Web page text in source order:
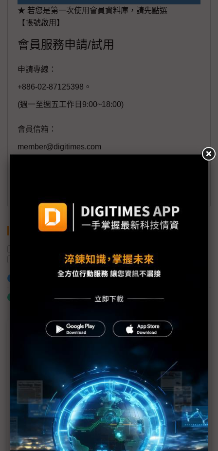
★ 若您是第一次使用會員資料庫，請先點選
【帳號啟用】
會員服務申請/試用
申請專線：
+886-02-87125398。
(週一至週五工作日9:00~18:00)
會員信箱：
member@digitimes.com
關鍵字
Google
加入已選取到「關鍵字追蹤」
什麼是「關鍵字追蹤」
近７天熱門報導
MLCC訂單過熱、出貨比創高 村田示警全球AI基
2027全年記憶體產能提前售罄 買家「祕而不
宣」只怕買不夠
英特爾EMIB良率達標 聯發科第2代ASIC產品
2028準時量產